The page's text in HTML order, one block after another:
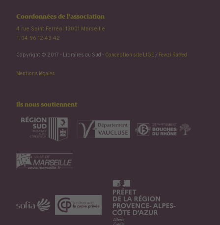
Coordonnées de l'association
4 rue Saint Ferréol 13001 Marseille
T. 04 96 12 43 42
Copyright © 2017 - Libraires du Sud - Conception site LIGE / Fewzi Raffed
Mentions légales
Ils nous soutiennent